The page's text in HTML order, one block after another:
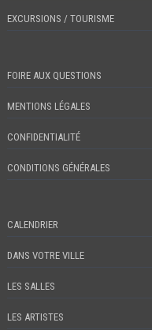
EXCURSIONS / TOURISME
FOIRE AUX QUESTIONS
MENTIONS LÉGALES
CONFIDENTIALITÉ
CONDITIONS GÉNÉRALES
CALENDRIER
DANS VOTRE VILLE
LES SALLES
LES ARTISTES